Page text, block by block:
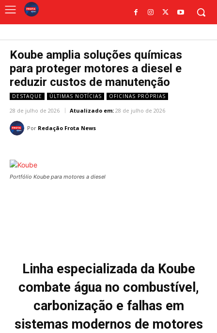
Koube amplia soluções químicas
para proteger motores a diesel e
reduzir custos de manutenção
DESTAQUE ÚLTIMAS NOTÍCIAS OFICINAS PRÓPRIAS
28 de julho de 2026 Atualizado em: 28 de julho de 2026
Por Redação Frota News
Portfólio Koube para motores a diesel
Linha especializada da Koube
combate água no combustível,
carbonização e falhas em
sistemas modernos de motores